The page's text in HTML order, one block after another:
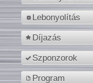
Lebonyolítás
Díjazás
Szponzorok
Program